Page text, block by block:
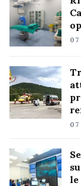
07
07
le